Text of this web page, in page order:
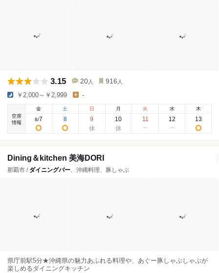
3.15 20 人 916 人
￥2,000～￥2,999 -
空席
情報
金
8/7
土
8
日
9
月
10
火
11
水
12
木
13
Dining＆kitchen 美海DORI
那覇市 / ダイニングバー、沖縄料理、豚しゃぶ
県庁前駅5分★沖縄県の魅力あふれる料理や、あぐー豚しゃぶしゃぶが
楽しめるダイニングキッチン